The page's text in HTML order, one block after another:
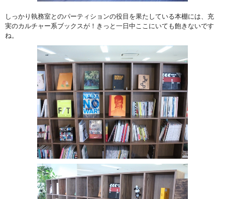
しっかり執務室とのパーティションの役目を果たしている本棚には、充
実のカルチャー系ブックスが！きっと一日中ここにいても飽きないです
ね。